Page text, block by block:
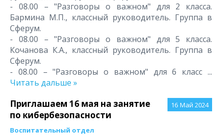
- 08.00 – "Разговоры о важном" для 2 класса.
Бармина М.П., классный руководитель. Группа в
Сферум.
- 08.00 – "Разговоры о важном" для 5 класса.
Кочанова К.А., классный руководитель. Группа в
Сферум.
- 08.00 – "Разговоры о важном" для 6 класс ...
Читать дальше »
16 Май 2024
Приглашаем 16 мая на занятие
по кибербезопасности
Воспитательный отдел